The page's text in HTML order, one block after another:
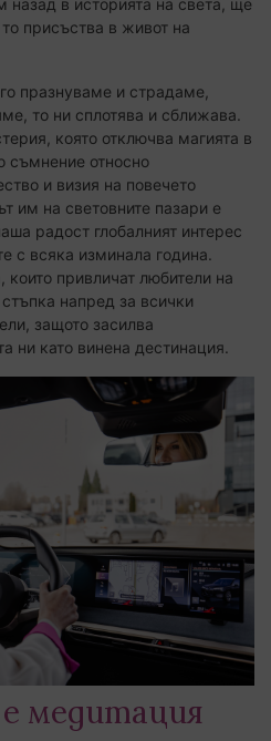
назад в историята на света, ще
присъства в живот на
празнуваме и страдаме,
то ни сплотява и сближава.
която отключва магията в
съмнение относно
и визия на повечето
им на световните пазари е
радост глобалният интерес
с всяка изминала година.
привличат любители на
напред за всички
защото засилва
ни като винена дестинация.
медитация